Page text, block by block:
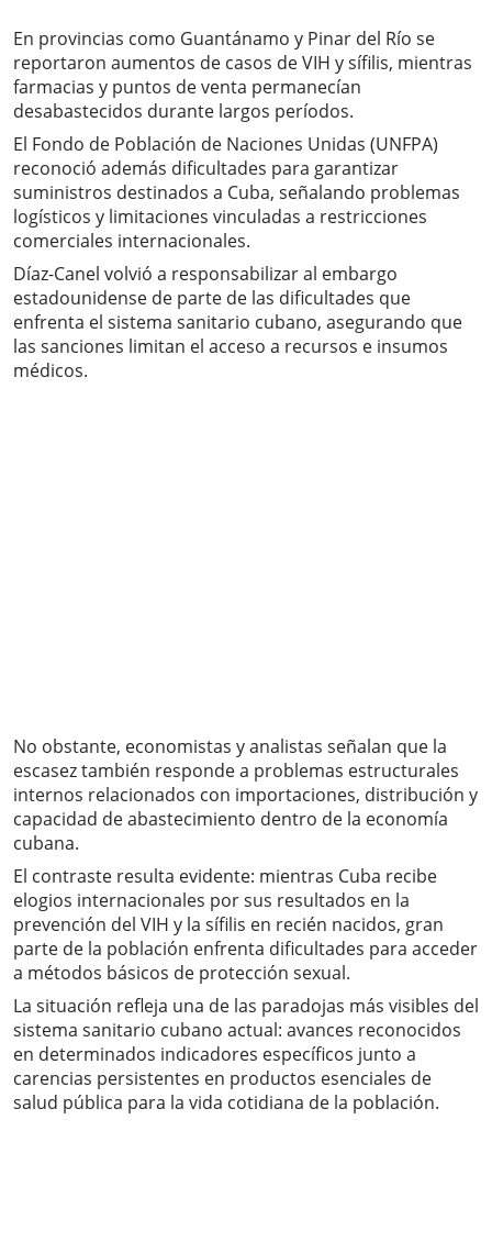
En provincias como Guantánamo y Pinar del Río se
reportaron aumentos de casos de VIH y sífilis, mientras
farmacias y puntos de venta permanecían
desabastecidos durante largos períodos.
El Fondo de Población de Naciones Unidas (UNFPA)
reconoció además dificultades para garantizar
suministros destinados a Cuba, señalando problemas
logísticos y limitaciones vinculadas a restricciones
comerciales internacionales.
Díaz-Canel volvió a responsabilizar al embargo
estadounidense de parte de las dificultades que
enfrenta el sistema sanitario cubano, asegurando que
las sanciones limitan el acceso a recursos e insumos
médicos.
No obstante, economistas y analistas señalan que la
escasez también responde a problemas estructurales
internos relacionados con importaciones, distribución y
capacidad de abastecimiento dentro de la economía
cubana.
El contraste resulta evidente: mientras Cuba recibe
elogios internacionales por sus resultados en la
prevención del VIH y la sífilis en recién nacidos, gran
parte de la población enfrenta dificultades para acceder
a métodos básicos de protección sexual.
La situación refleja una de las paradojas más visibles del
sistema sanitario cubano actual: avances reconocidos
en determinados indicadores específicos junto a
carencias persistentes en productos esenciales de
salud pública para la vida cotidiana de la población.